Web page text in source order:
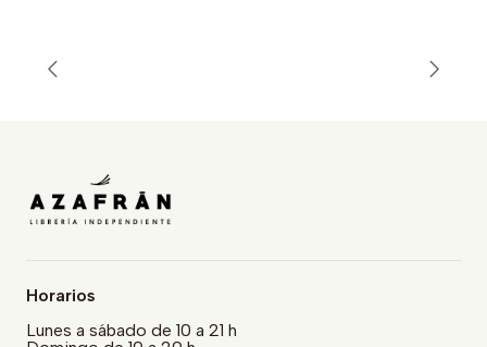
Horarios
Lunes a sábado de 10 a 21 h